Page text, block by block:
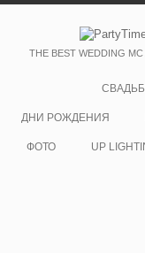
THE BEST WEDDING
ДНИ РОЖДЕНИЯ
ФОТО UP